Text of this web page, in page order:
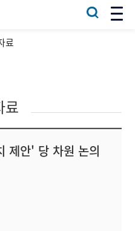
료
료
제안' 당 차원 논의